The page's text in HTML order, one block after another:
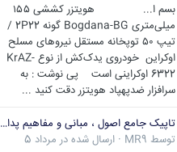
بسم ا... هویتزر کششی ۱۵۵
میلی‌متری Bogdana-BG گونه 2P22 /
تیپ ۵۰ توپخانه مستقل نیروهای مسلح
اوکراین خودروی یدک‌کش از نوع KrAZ-
6322 اوکراینی است پی نوشت : به
سرافزار ضدپهپاد هویتزر دقت کنید ...
تاپیک جامع اصول ، مبانی و مفاهیم پدافند غیر عامل
توسط MR9
· ارسال شده در مرداد 5